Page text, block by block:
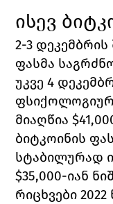
ისევ
2-3
ფასმა
უკვე 4
მიაღწია
ბიტკოინის
სტაბილურად
$35,000-იან
რიცხვები